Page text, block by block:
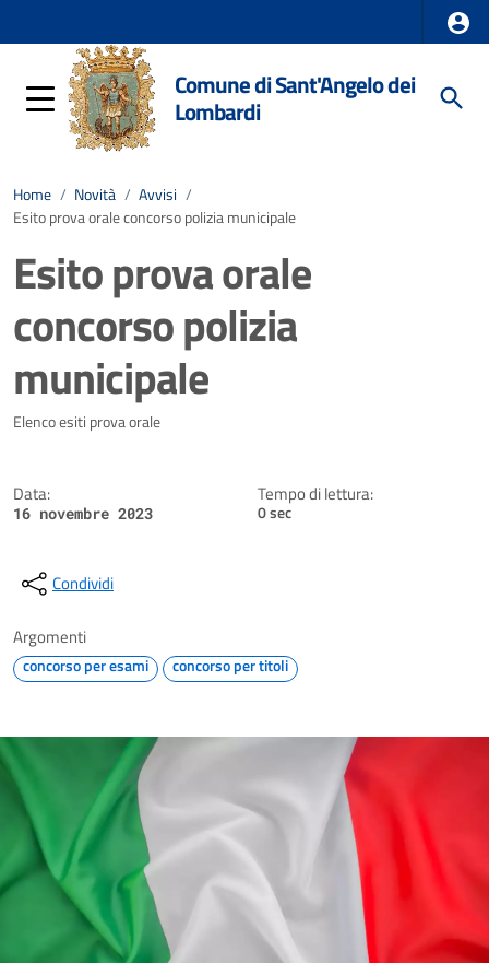
Comune di Sant'Angelo dei
Lombardi
Home / Novità / Avvisi /
Esito prova orale concorso polizia municipale
Esito prova orale
concorso polizia
municipale
Dettagli della notizia
Elenco esiti prova orale
Data:
16 novembre 2023
Tempo di lettura:
0 sec
Condividi
Argomenti
concorso per esami concorso per titoli